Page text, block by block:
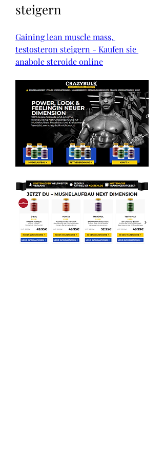
steigern
Gaining lean muscle mass,
testosteron steigern - Kaufen sie
anabole steroide online